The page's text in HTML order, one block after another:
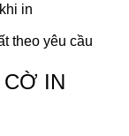
in
theo yêu cầu
IN